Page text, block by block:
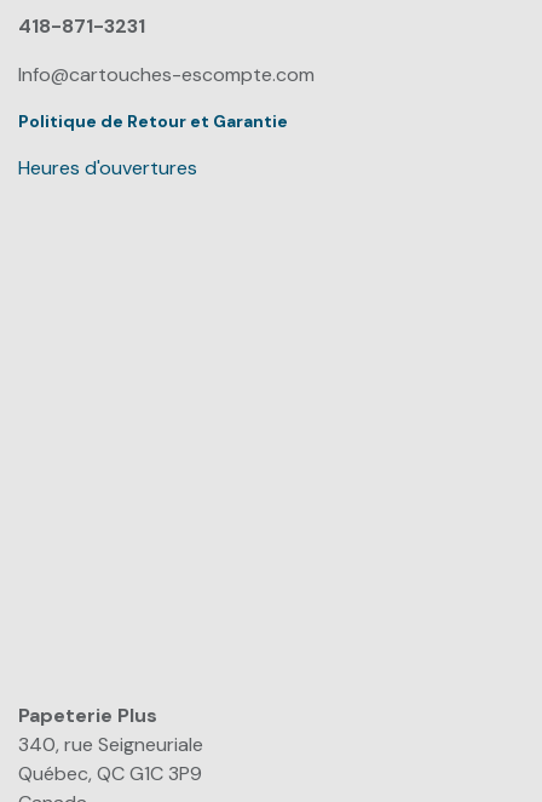
418-871-3231
Info@cartouches-escompte.com
Politique de Retour et Garantie
Heures d'ouvertures
Papeterie Plus​
340, rue Seigneuriale
Québec, QC G1C 3P9